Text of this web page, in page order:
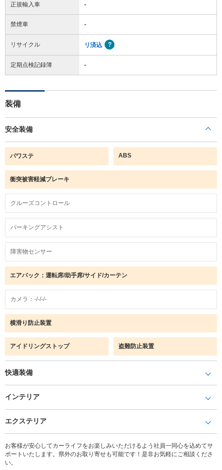
正規輸入車 -
禁煙車 -
リサイクル リ済込
定期点検記録簿 -
装備
安全装備
パワステ ABS
衝突被害軽減ブレーキ
クルーズコントロール
パーキングアシスト
障害物センサー
エアバック：運転席/助手席/サイド/カーテン
カメラ：-/-/-/-
横滑り防止装置
アイドリングストップ 盗難防止装置
快適装備
インテリア
エクステリア
お客様が安心してカーライフをお楽しみいただけるよう社員一同心を込めてサ
ポートいたします。県外のお取り寄せも可能です！是非お気軽にご相談くださ
い。